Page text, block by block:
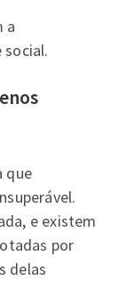
a
que
e existem
por
delas